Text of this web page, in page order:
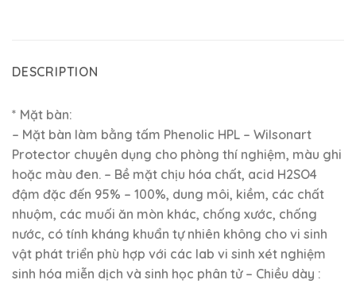
DESCRIPTION
* Mặt bàn:
– Mặt bàn làm bằng tấm Phenolic HPL – Wilsonart
Protector chuyên dụng cho phòng thí nghiệm, màu ghi
hoặc màu đen. – Bề mặt chịu hóa chất, acid H2SO4
đậm đặc đến 95% – 100%, dung môi, kiềm, các chất
nhuộm, các muối ăn mòn khác, chống xước, chống
nước, có tính kháng khuẩn tự nhiên không cho vi sinh
vật phát triển phù hợp với các lab vi sinh xét nghiệm
sinh hóa miễn dịch và sinh học phân tử – Chiều dày :